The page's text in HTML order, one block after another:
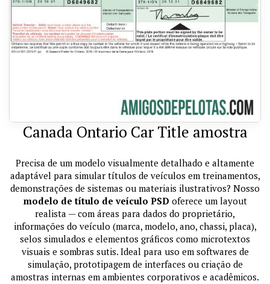
Canada Ontario Car Title amostra
Precisa de um modelo visualmente detalhado e altamente
adaptável para simular títulos de veículos em treinamentos,
demonstrações de sistemas ou materiais ilustrativos? Nosso
modelo de título de veículo PSD oferece um layout
realista — com áreas para dados do proprietário,
informações do veículo (marca, modelo, ano, chassi, placa),
selos simulados e elementos gráficos como microtextos
visuais e sombras sutis. Ideal para uso em softwares de
simulação, prototipagem de interfaces ou criação de
amostras internas em ambientes corporativos e acadêmicos.